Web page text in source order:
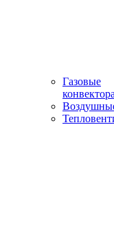
Газовые
конвектора